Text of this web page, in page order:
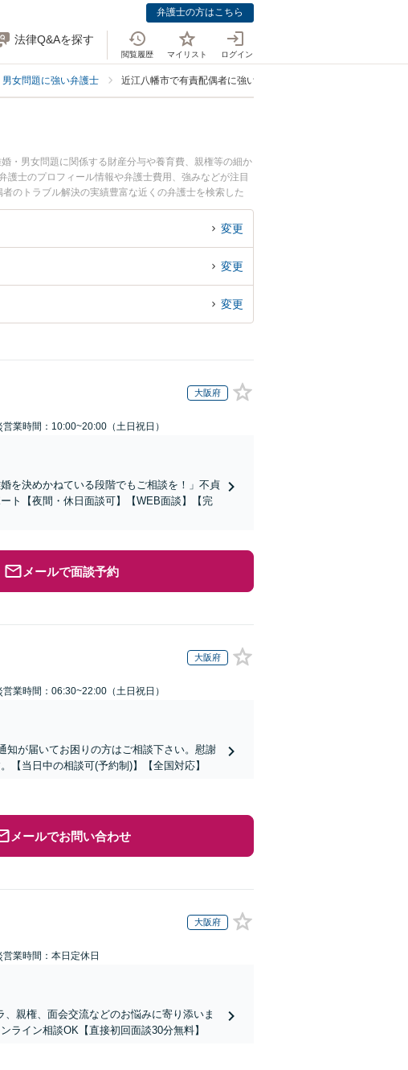
弁護士の方はこちら
法律Q&Aを探す
閲覧履歴 マイリスト ログイン
女問題に強い弁護士 近江八幡市で有責配偶者に強い弁護士
・男女問題に関係する財産分与や養育費、親権等の細か
士のプロフィール情報や弁護士費用、強みなどが注目
のトラブル解決の実績豊富な近くの弁護士を検索した
おすすめです。
変更
変更
変更
大阪府
営業時間：10:00~20:00（土日祝日）
を決めかねている段階でもご相談を！」不貞
ト【夜間・休日面談可】【WEB面談】【完
メールで面談予約
大阪府
営業時間：06:30~22:00（土日祝日）
知が届いてお困りの方はご相談下さい。慰謝
【当日中の相談可(予約制)】【全国対応】
メールでお問い合わせ
大阪府
営業時間：本日定休日
親権、面会交流などのお悩みに寄り添いま
ライン相談OK【直接初回面談30分無料】